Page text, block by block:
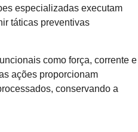
especializadas executam
táticas preventivas
como força, corrente e
ações proporcionam
conservando a